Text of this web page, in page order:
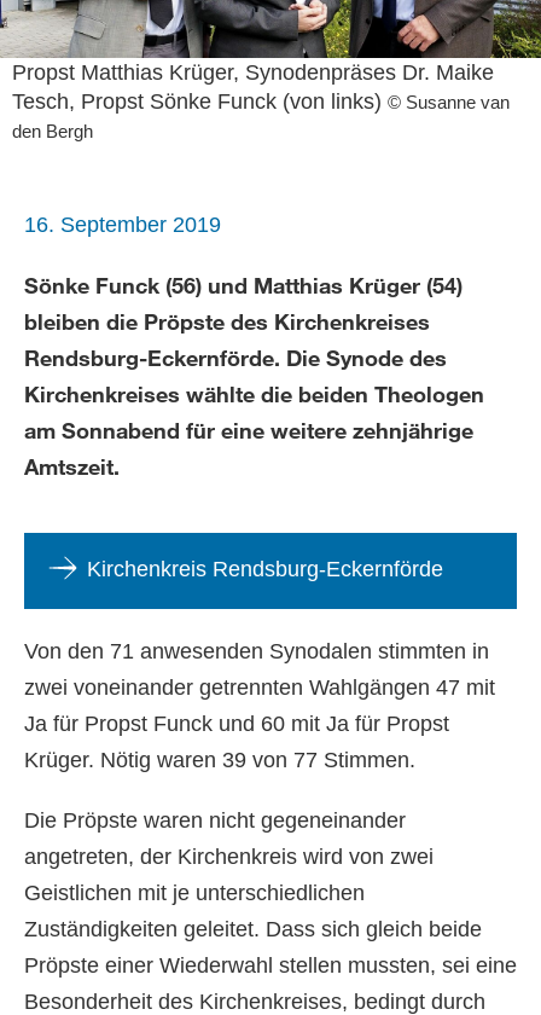
Propst Matthias Krüger, Synodenpräses Dr. Maike
Tesch, Propst Sönke Funck (von links) © Susanne van
den Bergh
16. September 2019
Sönke Funck (56) und Matthias Krüger (54)
bleiben die Pröpste des Kirchenkreises
Rendsburg-Eckernförde. Die Synode des
Kirchenkreises wählte die beiden Theologen
am Sonnabend für eine weitere zehnjährige
Amtszeit.
Kirchenkreis Rendsburg-Eckernförde
Von den 71 anwesenden Synodalen stimmten in
zwei voneinander getrennten Wahlgängen 47 mit
Ja für Propst Funck und 60 mit Ja für Propst
Krüger. Nötig waren 39 von 77 Stimmen.
Die Pröpste waren nicht gegeneinander
angetreten, der Kirchenkreis wird von zwei
Geistlichen mit je unterschiedlichen
Zuständigkeiten geleitet. Dass sich gleich beide
Pröpste einer Wiederwahl stellen mussten, sei eine
Besonderheit des Kirchenkreises, bedingt durch